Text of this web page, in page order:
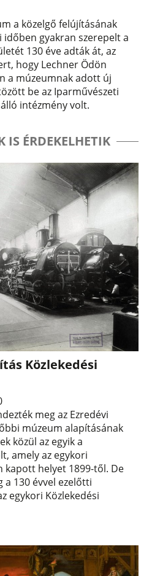
a közelgő felújításának
gyakran szerepelt a
130 éve adták át, az
hogy Lechner Ödön
a múzeumnak adott új
be az Iparművészeti
intézmény volt.
IS ÉRDEKELHETIK
Közlekedési
meg az Ezredévi
múzeum alapításának
közül az egyik a
amely az egykori
kapott helyet 1899-től. De
130 évvel ezelőtti
egykori Közlekedési